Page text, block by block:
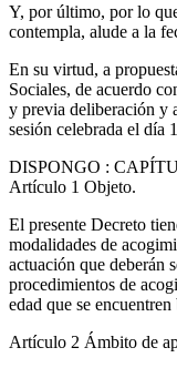
Y, por último, por lo
contempla, alude a la
En su virtud, a
Sociales, de acuerdo
y previa deliberación y
sesión celebrada el día
DISPONGO :
Artículo 1 Objeto.
El presente Decreto
modalidades de
actuación que deberán
procedimientos de
edad que se
Artículo 2 Ámbito de